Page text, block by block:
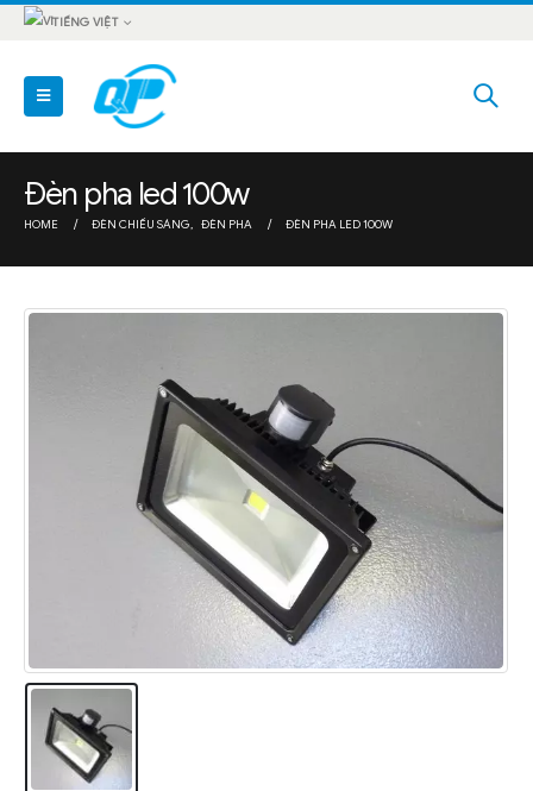
TIẾNG VIỆT
Đèn pha led 100w
HOME ĐÈN CHIẾU SÁNG, ĐÈN PHA ĐÈN PHA LED 100W